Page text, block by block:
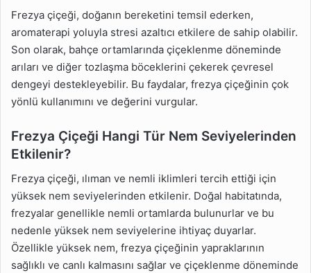
Frezya çiçeği, doğanın bereketini temsil ederken,
aromaterapi yoluyla stresi azaltıcı etkilere de sahip olabilir.
Son olarak, bahçe ortamlarında çiçeklenme döneminde
arıları ve diğer tozlaşma böceklerini çekerek çevresel
dengeyi destekleyebilir. Bu faydalar, frezya çiçeğinin çok
yönlü kullanımını ve değerini vurgular.
Frezya Çiçeği Hangi Tür Nem Seviyelerinden
Etkilenir?
Frezya çiçeği, ılıman ve nemli iklimleri tercih ettiği için
yüksek nem seviyelerinden etkilenir. Doğal habitatında,
frezyalar genellikle nemli ortamlarda bulunurlar ve bu
nedenle yüksek nem seviyelerine ihtiyaç duyarlar.
Özellikle yüksek nem, frezya çiçeğinin yapraklarının
sağlıklı ve canlı kalmasını sağlar ve çiçeklenme döneminde